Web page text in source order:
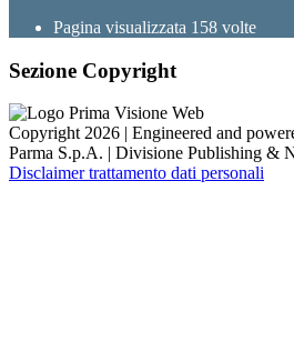
Pagina visualizzata 158 volte
Sezione Copyright
Copyright 2026 | Engineered and
Parma S.p.A. | Divisione Publishing &
Disclaimer trattamento dati personali